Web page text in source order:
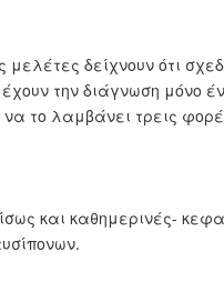
δείχνουν ότι
την διάγνωση μόνο
το λαμβάνει τρεις
και καθημερινές-